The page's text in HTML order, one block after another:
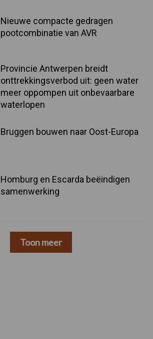
Nieuwe compacte gedragen
pootcombinatie van AVR
Provincie Antwerpen breidt
onttrekkingsverbod uit: geen water
meer oppompen uit onbevaarbare
waterlopen
Bruggen bouwen naar Oost-Europa
Homburg en Escarda beëindigen
samenwerking
Toon meer